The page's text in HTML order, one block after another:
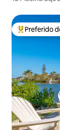
Entre os
Preferido